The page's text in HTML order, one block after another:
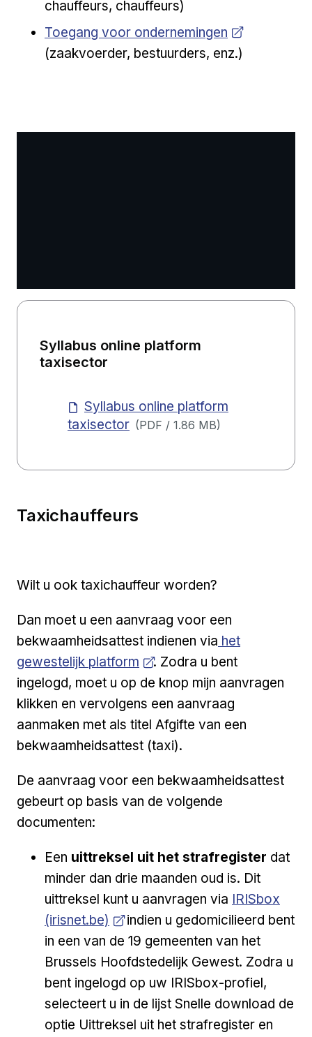
chauffeurs, chauffeurs)
Open a new venster
Toegang voor ondernemingen
(zaakvoerder, bestuurders, enz.)
Syllabus online platform
taxisector
Syllabus online platform
taxisector (PDF / 1.86 MB)
Taxichauffeurs
Wilt u ook taxichauffeur worden?
Dan moet u een aanvraag voor een
bekwaamheidsattest indienen via Open a new
het
gewestelijk platform
. Zodra u bent
ingelogd, moet u op de knop mijn aanvragen
klikken en vervolgens een aanvraag
aanmaken met als titel Afgifte van een
bekwaamheidsattest (taxi).
De aanvraag voor een bekwaamheidsattest
gebeurt op basis van de volgende
documenten:
Een uittreksel uit het strafregister dat
minder dan drie maanden oud is. Dit
uittreksel kunt u aanvragen via Open a new
IRISbox
(irisnet.be)
indien u gedomicilieerd bent
in een van de 19 gemeenten van het
Brussels Hoofdstedelijk Gewest. Zodra u
bent ingelogd op uw IRISbox-profiel,
selecteert u in de lijst Snelle download de
optie Uittreksel uit het strafregister en